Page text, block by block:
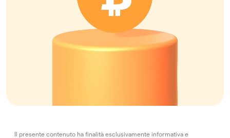
Il presente contenuto ha finalità esclusivamente informativa e